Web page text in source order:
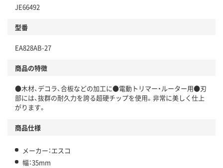
JE66492
型番
EA828AB-27
商品の特徴
●木材、デコラ、合板などの加工に●電動トリマー・ルーター用●刃
部には、抜群の耐久力を誇る超硬チップを使用。非常に美しく仕上
がります。
商品仕様
メーカー：エスコ
幅：35mm